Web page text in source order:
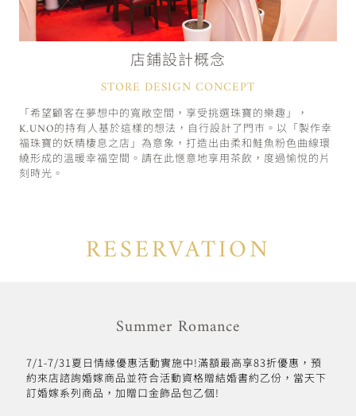
店鋪設計概念
STORE DESIGN CONCEPT
「希望顧客在夢想中的寬敞空間，享受挑選珠寶的樂趣」，
K.UNO的持有人基於這樣的想法，自行設計了門市。以「製作幸
福珠寶的妖精棲息之店」為意象，打造出由柔和鮭魚粉色曲線環
繞形成的溫暖幸福空間。請在此愜意地享用茶飲，度過愉悅的片
刻時光。
RESERVATION
Summer Romance
7/1-7/31夏日情緣優惠活動實施中!滿額最高享83折優惠，預
約來店諮詢婚嫁商品並符合活動資格贈結婚書約乙份，當天下
訂婚嫁系列商品，加贈口金飾品包乙個!